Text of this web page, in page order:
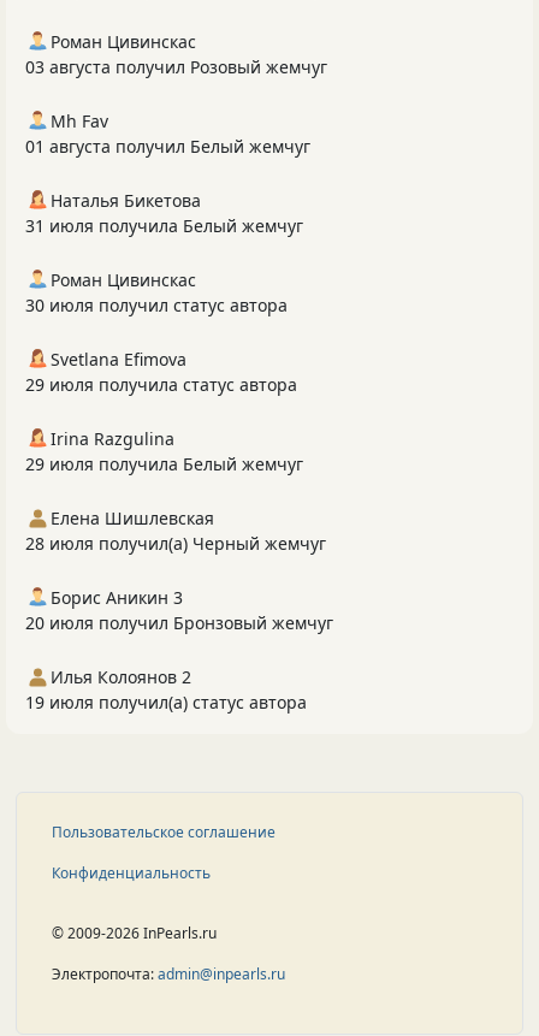
Роман Цивинскас
03 августа получил Розовый жемчуг
Mh Fav
01 августа получил Белый жемчуг
Наталья Бикетова
31 июля получила Белый жемчуг
Роман Цивинскас
30 июля получил статус автора
Svetlana Efimova
29 июля получила статус автора
Irina Razgulina
29 июля получила Белый жемчуг
Елена Шишлевская
28 июля получил(а) Черный жемчуг
Борис Аникин 3
20 июля получил Бронзовый жемчуг
Илья Колоянов 2
19 июля получил(а) статус автора
Пользовательское соглашение
Конфиденциальность
© 2009-2026 InPearls.ru
Электропочта:admin@inpearls.ru